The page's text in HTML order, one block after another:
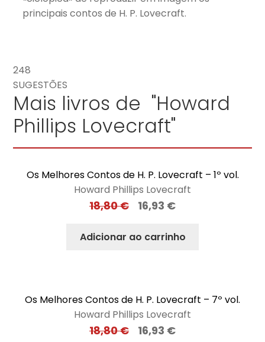
principais contos de H. P. Lovecraft.
248
SUGESTÕES
Mais livros de "Howard
Phillips Lovecraft"
Os Melhores Contos de H. P. Lovecraft – 1º vol.
Howard Phillips Lovecraft
18,80€ 16,93 €
Adicionar ao carrinho
Os Melhores Contos de H. P. Lovecraft – 7º vol.
Howard Phillips Lovecraft
18,80€ 16,93 €